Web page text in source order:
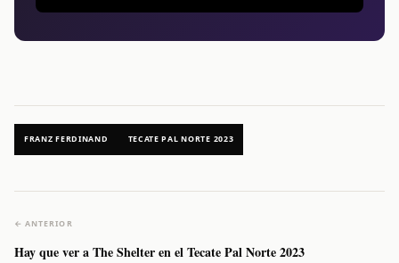
FRANZ FERDINAND TECATE PAL NORTE 2023
← ANTERIOR
Hay que ver a The Shelter en el Tecate Pal Norte 2023